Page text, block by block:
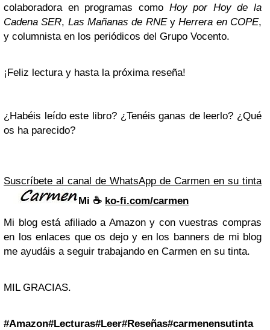
colaboradora en programas como Hoy por Hoy de la
Cadena SER, Las Mañanas de RNEyHerrera en COPE,
y columnista en los periódicos del Grupo Vocento.
¡Feliz lectura y hasta la próxima reseña!
¿Habéis leído este libro? ¿Tenéis ganas de leerlo? ¿Qué
os ha parecido?
Suscríbete al canal de WhatsApp de Carmen en su tinta
Mi ☕️ ko-fi.com/carmen
Mi blog está afiliado a Amazon y con vuestras compras
en los enlaces que os dejo y en los banners de mi blog
me ayudáis a seguir trabajando en Carmen en su tinta.
MIL GRACIAS.
#Amazon#Lecturas#Leer#Reseñas#carmenensutinta